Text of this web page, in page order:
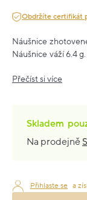
Obdržíte certifikát
Náušnice
Náušnice váží 6.4 g.
Přečíst si více
Skladem
Na prodejně
Přihlaste se a